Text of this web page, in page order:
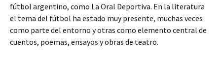
fútbol argentino, como La Oral Deportiva. En la literatura
el tema del fútbol ha estado muy presente, muchas veces
como parte del entorno y otras como elemento central de
cuentos, poemas, ensayos y obras de teatro.